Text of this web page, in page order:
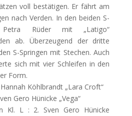
voll bestätigen. Er fährt am
nach Verden. In den beiden S-
Petra Rüder mit „Latigo“
ab. Überzeugend der dritte
S-Springen mit Stechen. Auch
sich mit vier Schleifen in den
Form.
Köhlbrandt „Lara Croft“
Gero Hünicke „Vega“
Kl. L : 2. Sven Gero Hünicke